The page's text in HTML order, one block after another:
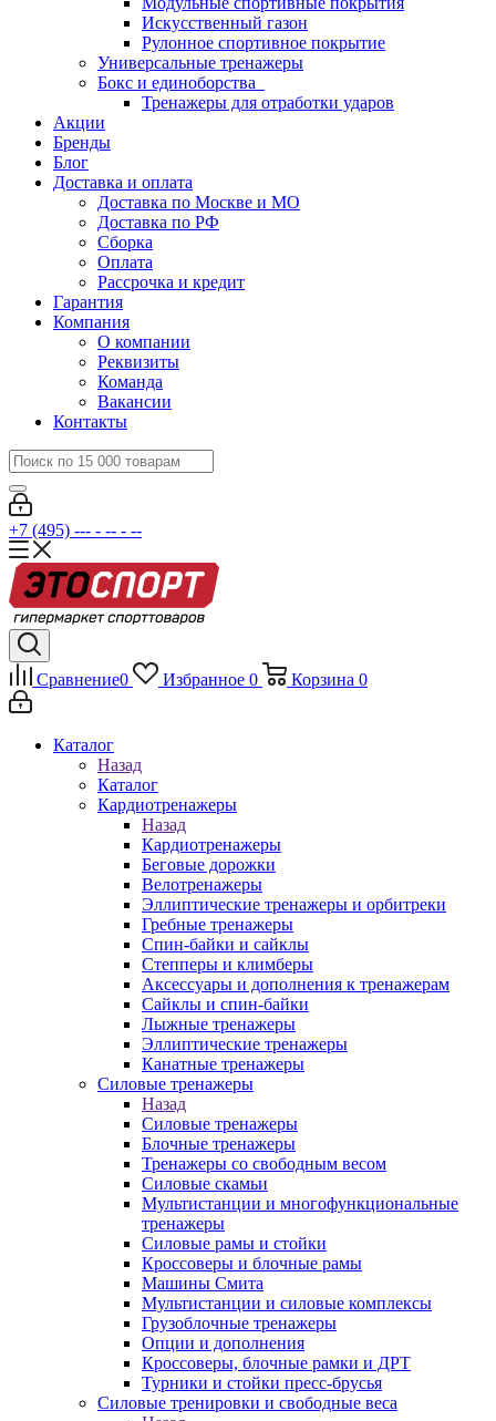
Искусственный газон
Рулонное спортивное покрытие
Универсальные тренажеры
Бокс и единоборства
Тренажеры для отработки ударов
Акции
Бренды
Блог
Доставка и оплата
Доставка по Москве и МО
Доставка по РФ
Сборка
Оплата
Рассрочка и кредит
Гарантия
Компания
О компании
Реквизиты
Команда
Вакансии
Контакты
+7 (495) --- - -- - --
Сравнение0 Избранное 0 Корзина 0
Каталог
Назад
Каталог
Кардиотренажеры
Назад
Кардиотренажеры
Беговые дорожки
Велотренажеры
Эллиптические тренажеры и орбитреки
Гребные тренажеры
Спин-байки и сайклы
Степперы и климберы
Аксессуары и дополнения к тренажерам
Сайклы и спин-байки
Лыжные тренажеры
Эллиптические тренажеры
Канатные тренажеры
Силовые тренажеры
Назад
Силовые тренажеры
Блочные тренажеры
Тренажеры со свободным весом
Силовые скамьи
Мультистанции и многофункциональные
тренажеры
Силовые рамы и стойки
Кроссоверы и блочные рамы
Машины Смита
Мультистанции и силовые комплексы
Грузоблочные тренажеры
Опции и дополнения
Кроссоверы, блочные рамки и ДРТ
Турники и стойки пресс-брусья
Силовые тренировки и свободные веса